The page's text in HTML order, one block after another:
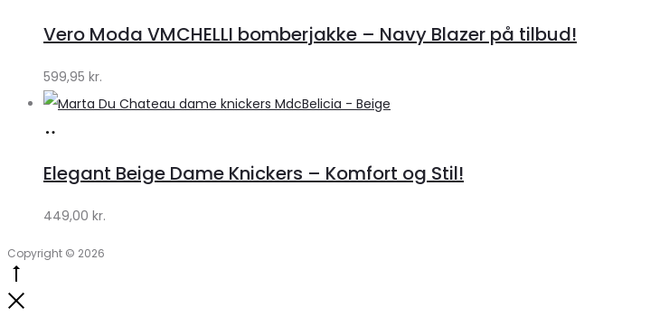
Klædeskabet.dk
Vero Moda VMCHELLI bomberjakke – Navy Blazer på tilbud!
599,95 kr.
Klædeskabet.dk
Elegant Beige Dame Knickers – Komfort og Stil!
449,00 kr.
Copyright © 2026